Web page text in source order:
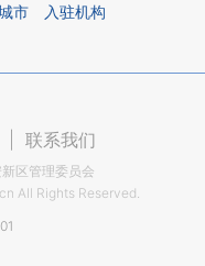
市 入驻机构
联系我们
区管理委员会
All Rights Reserved.